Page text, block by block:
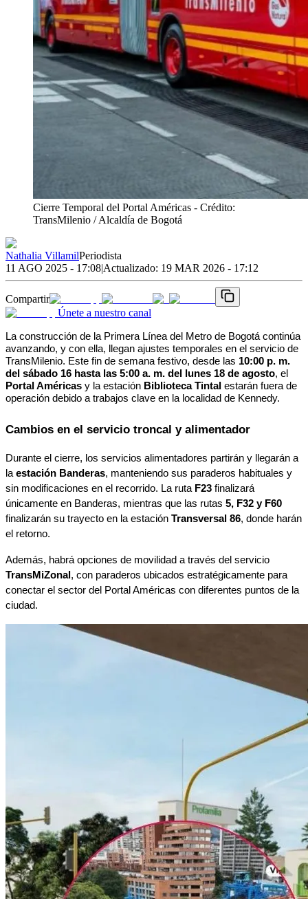
Cierre Temporal del Portal Américas - Crédito:
TransMilenio / Alcaldía de Bogotá
Nathalia VillamilPeriodista
11 AGO 2025 - 17:08|Actualizado: 19 MAR 2026 - 17:12
Compartir
Únete a nuestro canal
La construcción de la Primera Línea del Metro de Bogotá continúa
avanzando, y con ella, llegan ajustes temporales en el servicio de
TransMilenio. Este fin de semana festivo, desde las 10:00 p. m.
del sábado 16 hasta las 5:00 a. m. del lunes 18 de agosto
Portal Américas y la estación Biblioteca Tintal estarán fuera de
operación debido a trabajos clave en la localidad de Kennedy.
Cambios en el servicio troncal y alimentador
Durante el cierre, los servicios alimentadores partirán y llegarán a
la estación Banderas, manteniendo sus paraderos habituales y
sin modificaciones en el recorrido. La ruta F23 finalizará
únicamente en Banderas, mientras que las rutas 5, F32 y F60
finalizarán su trayecto en la estación Transversal 86, donde harán
el retorno.
TransMiZonal , con paraderos ubicados estratégicamente para
conectar el sector del Portal Américas con diferentes puntos de la
ciudad.